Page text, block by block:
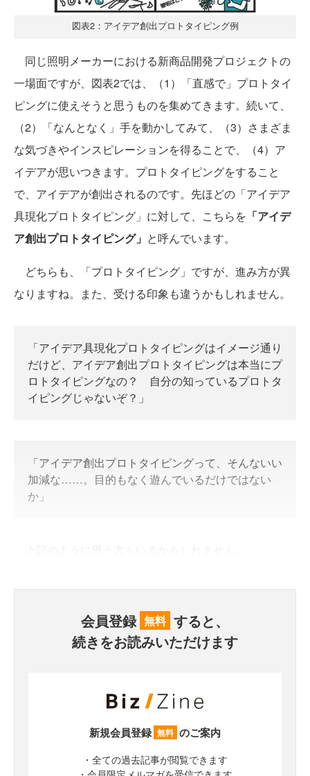
図表2：アイデア創出プロトタイピング例
同じ照明メーカーにおける新商品開発プロジェクトの
一場面ですが、図表2では、（1）「直感で」プロトタイ
ピングに使えそうと思うものを集めてきます。続いて、
（2）「なんとなく」手を動かしてみて、（3）さまざま
な気づきやインスピレーションを得ることで、（4）ア
イデアが思いつきます。プロトタイピングをすること
で、アイデアが創出されるのです。先ほどの「アイデア
具現化プロトタイピング」に対して、こちらを 「アイデ
ア創出プロトタイピング」 と呼んでいます。
どちらも、「プロトタイピング」ですが、進み方が異
なりますね。また、受ける印象も違うかもしれません。
「アイデア具現化プロトタイピングはイメージ通り
だけど、アイデア創出プロトタイピングは本当にプ
ロトタイピングなの？ 自分の知っているプロトタ
イピングじゃないぞ？」
「アイデア創出プロトタイピングって、そんないい
加減な……。目的もなく遊んでいるだけではない
か」
会員登録 無料 すると、
続きをお読みいただけます
新規会員登録 無料 のご案内
・全ての過去記事が閲覧できます